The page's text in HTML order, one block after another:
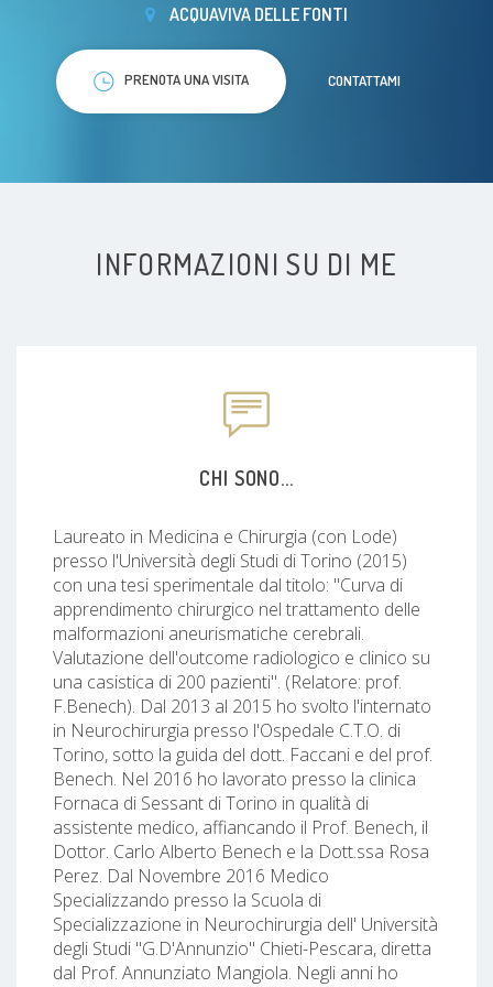
ACQUAVIVA DELLE FONTI
PRENOTA UNA VISITA CONTATTAMI
INFORMAZIONI SU DI ME
CHI SONO...
Laureato in Medicina e Chirurgia (con Lode)
presso l'Università degli Studi di Torino (2015)
con una tesi sperimentale dal titolo: "Curva di
apprendimento chirurgico nel trattamento delle
malformazioni aneurismatiche cerebrali.
Valutazione dell'outcome radiologico e clinico su
una casistica di 200 pazienti". (Relatore: prof.
F.Benech). Dal 2013 al 2015 ho svolto l'internato
in Neurochirurgia presso l'Ospedale C.T.O. di
Torino, sotto la guida del dott. Faccani e del prof.
Benech. Nel 2016 ho lavorato presso la clinica
Fornaca di Sessant di Torino in qualità di
assistente medico, affiancando il Prof. Benech, il
Dottor. Carlo Alberto Benech e la Dott.ssa Rosa
Perez. Dal Novembre 2016 Medico
Specializzando presso la Scuola di
Specializzazione in Neurochirurgia dell' Università
degli Studi "G.D'Annunzio" Chieti-Pescara, diretta
dal Prof. Annunziato Mangiola. Negli anni ho